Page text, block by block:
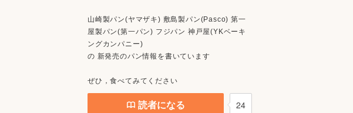
山崎製パン(ヤマザキ) 敷島製パン(Pasco) 第一
屋製パン(第一パン) フジパン 神戸屋(YKベーキ
ングカンパニー)
の 新発売のパン情報を書いています
ぜひ，食べてみてください
読者になる 24